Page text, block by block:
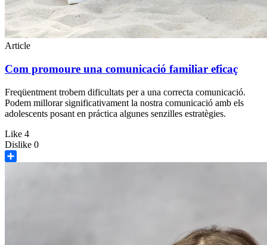
Article
Com promoure una comunicació familiar eficaç
Freqüentment trobem dificultats per a una correcta comunicació.
Podem millorar significativament la nostra comunicació amb els
adolescents posant en práctica algunes senzilles estratègies.
Like 4
Dislike 0